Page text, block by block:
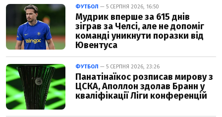
ФУТБОЛ — 5 СЕРПНЯ 2026, 16:50
Мудрик вперше за 615 днів
зіграв за Челсі, але не допоміг
команді уникнути поразки від
Ювентуса
ФУТБОЛ — 5 СЕРПНЯ 2026, 23:26
Панатінаїкос розписав мирову з
ЦСКА, Аполлон здолав Бранн у
кваліфікації Ліги конференцій